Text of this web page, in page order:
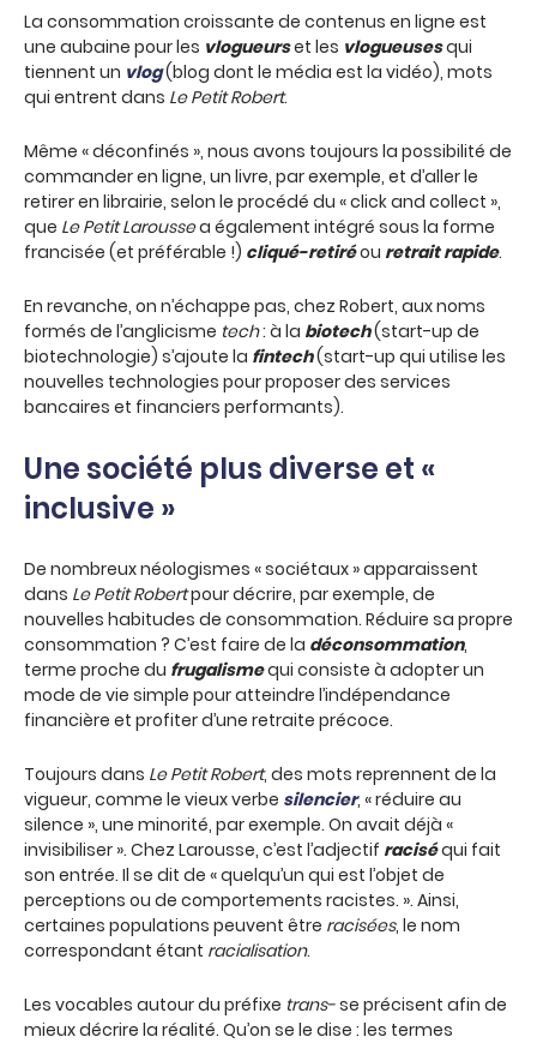
La consommation croissante de contenus en ligne est
une aubaine pour les vlogueurset les vlogueusesqui
tiennent un vlog(blog dont le média est la vidéo), mots
qui entrent dans Le Petit Robert.
Même « déconfinés », nous avons toujours la possibilité de
commander en ligne, un livre, par exemple, et d’aller le
retirer en librairie, selon le procédé du « click and collect »,
que Le Petit Laroussea également intégré sous la forme
francisée (et préférable !) cliqué-retiréou retrait rapide.
En revanche, on n’échappe pas, chez Robert, aux noms
formés de l’anglicisme tech: à la biotech(start-up de
biotechnologie) s’ajoute la fintech(start-up qui utilise les
nouvelles technologies pour proposer des services
bancaires et financiers performants).
Une société plus diverse et «
inclusive »
De nombreux néologismes « sociétaux » apparaissent
dans Le Petit Robertpour décrire, par exemple, de
nouvelles habitudes de consommation. Réduire sa propre
consommation ? C’est faire de la déconsommation,
terme proche du frugalismequi consiste à adopter un
mode de vie simple pour atteindre l’indépendance
financière et profiter d’une retraite précoce.
Toujours dans Le Petit Robert, des mots reprennent de la
vigueur, comme le vieux verbe silencier, « réduire au
silence », une minorité, par exemple. On avait déjà «
invisibiliser ». Chez Larousse, c’est l’adjectif raciséqui fait
son entrée. Il se dit de « quelqu’un qui est l’objet de
perceptions ou de comportements racistes. ». Ainsi,
certaines populations peuvent être racisées, le nom
correspondant étant racialisation.
Les vocables autour du préfixe trans-se précisent afin de
mieux décrire la réalité. Qu’on se le dise : les termes